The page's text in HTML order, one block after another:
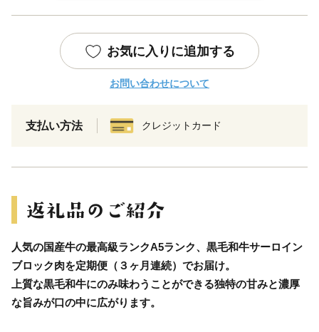
お気に入りに追加する
お問い合わせについて
支払い方法 クレジットカード
人気の国産牛の最高級ランクA5ランク、黒毛和牛サーロイン
ブロック肉を定期便（３ヶ月連続）でお届け。
上質な黒毛和牛にのみ味わうことができる独特の甘みと濃厚
な旨みが口の中に広がります。